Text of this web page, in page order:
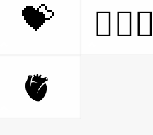
💝
👩‍❤️‍👨
🫀